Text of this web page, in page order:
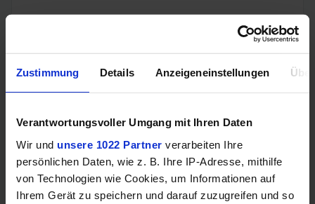
Zustimmung Details Anzeigeneinstellungen
Verantwortungsvoller Umgang mit Ihren Daten
Wir und unsere 1022 Partner verarbeiten Ihre
persönlichen Daten, wie z. B. Ihre IP-Adresse, mithilfe
von Technologien wie Cookies, um Informationen auf
Ihrem Gerät zu speichern und darauf zuzugreifen und so
Videoanschlüsse
HDMI
2.1b
DisplayPort
3x
DisplayPort